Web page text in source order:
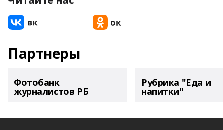
Партнеры
Фотобанк
журналистов РБ
Рубрика "Еда и
напитки"